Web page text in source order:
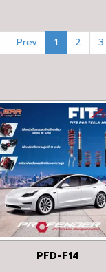
Prev 1 2 3
PFD-F14